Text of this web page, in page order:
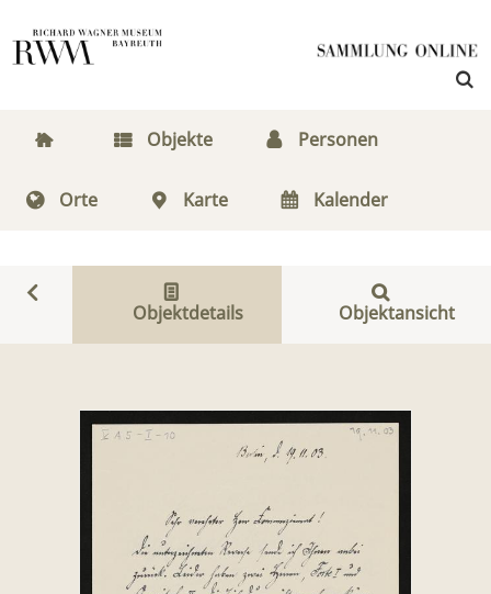
Objekte Personen
Orte Karte Kalender
Objektdetails Objektansicht